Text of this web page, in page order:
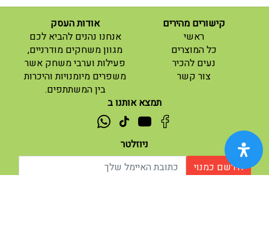
קישורים מהירים
ראשי
(current)
כל המוצרים
נעים להכיר
צור קשר
(current)
אודות העסק
אנחנו נהנים להביא לכם
מגוון משחקים מודרניים,
פעילות וערבי משחק אשר
משפרים מיומנויות והיכרות
בין המשתתפים.
תמצא אותנו ב
ניוזלטר
הירשם כמנוי